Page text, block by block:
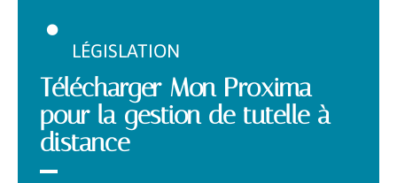
LÉGISLATION
Télécharger Mon Proxima
pour la gestion de tutelle à
distance